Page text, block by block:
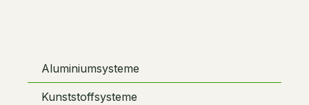
Aluminiumsysteme
Kunststoffsysteme